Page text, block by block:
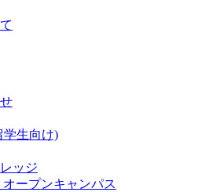
学生向け)
ッジ
ープンキャンパス